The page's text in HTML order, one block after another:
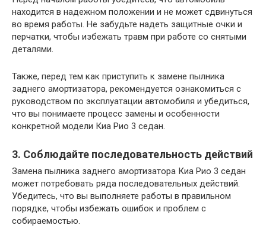
находится в надежном положении и не может сдвинуться
во время работы. Не забудьте надеть защитные очки и
перчатки, чтобы избежать травм при работе со снятыми
деталями.
Также, перед тем как приступить к замене пылника
заднего амортизатора, рекомендуется ознакомиться с
руководством по эксплуатации автомобиля и убедиться,
что вы понимаете процесс замены и особенности
конкретной модели Киа Рио 3 седан.
3. Соблюдайте последовательность действий
Замена пылника заднего амортизатора Киа Рио 3 седан
может потребовать ряда последовательных действий.
Убедитесь, что вы выполняете работы в правильном
порядке, чтобы избежать ошибок и проблем с
собираемостью.